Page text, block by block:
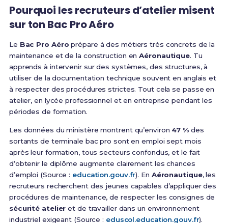
Pourquoi les recruteurs d’atelier misent
sur ton Bac Pro Aéro
Le Bac Pro Aéro prépare à des métiers très concrets de la
maintenance et de la construction enAéronautique. Tu
apprends à intervenir sur des systèmes, des structures, à
utiliser de la documentation technique souvent en anglais et
à respecter des procédures strictes. Tout cela se passe en
atelier, en lycée professionnel et en entreprise pendant les
périodes de formation.
Les données du ministère montrent qu’environ 47 % des
sortants de terminale bac pro sont en emploi sept mois
après leur formation, tous secteurs confondus, et le fait
d’obtenir le diplôme augmente clairement les chances
d’emploi (Source : education.gouv.fr). En Aéronautique, les
recruteurs recherchent des jeunes capables d’appliquer des
procédures de maintenance, de respecter les consignes de
sécurité atelier et de travailler dans un environnement
industriel exigeant (Source : eduscol.education.gouv.fr).